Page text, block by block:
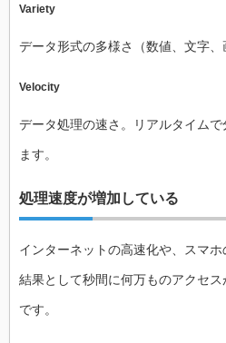
Variety
データ形式の多様さ（数値、文字、
Velocity
データ処理の速さ。リアルタイム
ます。
処理速度が増加している
インターネットの高速化や、スマホ
結果として秒間に何万ものアクセ
です。